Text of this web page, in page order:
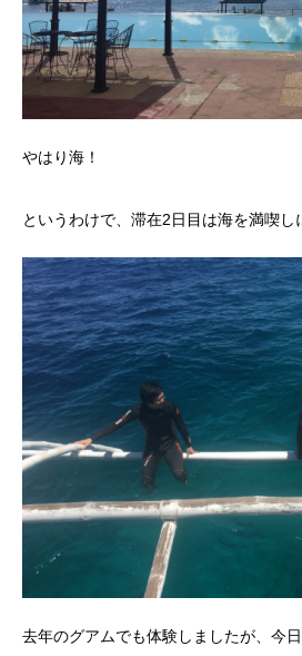
やはり海！
というわけで、滞在2日目は海を満喫し
去年のグアムでも体験しましたが、今